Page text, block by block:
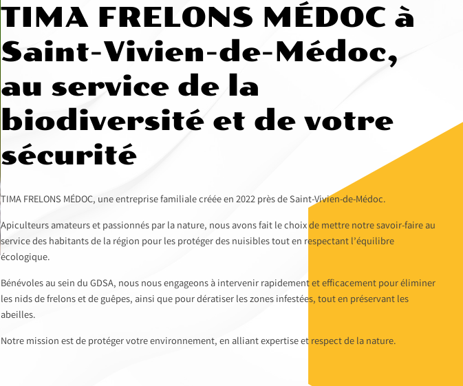
TIMA FRELONS MÉDOC à
Saint-Vivien-de-Médoc,
au service de la
biodiversité et de votre
sécurité
TIMA FRELONS MÉDOC, une entreprise familiale créée en 2022 près de Saint-Vivien-de-Médoc.
Apiculteurs amateurs et passionnés par la nature, nous avons fait le choix de mettre notre savoir-faire au
service des habitants de la région pour les protéger des nuisibles tout en respectant l’équilibre
écologique.
Bénévoles au sein du GDSA, nous nous engageons à intervenir rapidement et efficacement pour éliminer
les nids de frelons et de guêpes, ainsi que pour dératiser les zones infestées, tout en préservant les
abeilles.
Notre mission est de protéger votre environnement, en alliant expertise et respect de la nature.